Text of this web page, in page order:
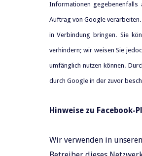
Informationen
Auftrag von Google
in Verbindung bringen. Sie
verhindern; wir weisen Sie
umfänglich nutzen können.
durch Google in der zuvor
Hinweise zu Facebook-
Wir verwenden in